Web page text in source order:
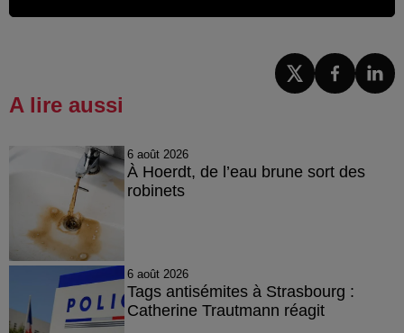
A lire aussi
6 août 2026
À Hoerdt, de l’eau brune sort des
robinets
6 août 2026
Tags antisémites à Strasbourg :
Catherine Trautmann réagit